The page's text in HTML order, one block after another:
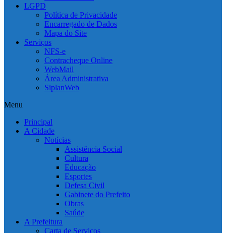
LGPD
Política de Privacidade
Encarregado de Dados
Mapa do Site
Serviços
NFS-e
Contracheque Online
WebMail
Área Administrativa
SiplanWeb
Menu
Principal
A Cidade
Notícias
Assistência Social
Cultura
Educação
Esportes
Defesa Civil
Gabinete do Prefeito
Obras
Saúde
A Prefeitura
Carta de Serviços